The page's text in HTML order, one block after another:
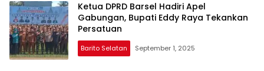
Ketua DPRD Barsel Hadiri Apel
Gabungan, Bupati Eddy Raya Tekankan
Persatuan
Barito Selatan September 1, 2025